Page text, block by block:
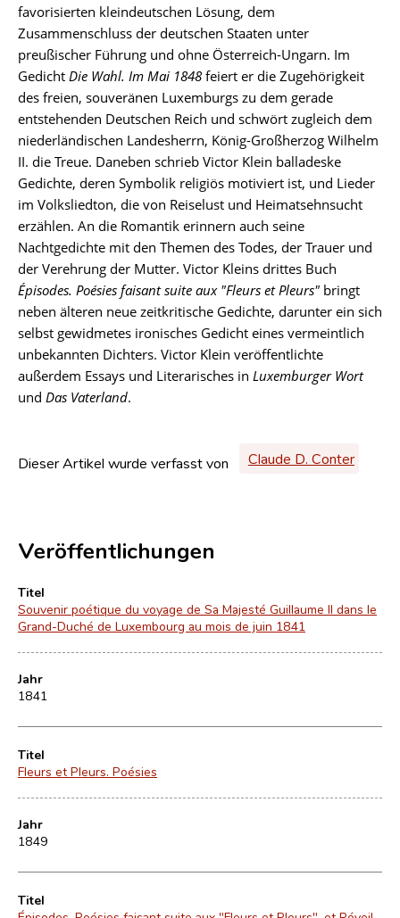
favorisierten kleindeutschen Lösung, dem
Zusammenschluss der deutschen Staaten unter
preußischer Führung und ohne Österreich-Ungarn. Im
Gedicht Die Wahl. Im Mai 1848 feiert er die Zugehörigkeit
des freien, souveränen Luxemburgs zu dem gerade
entstehenden Deutschen Reich und schwört zugleich dem
niederländischen Landesherrn, König-Großherzog Wilhelm
II. die Treue. Daneben schrieb Victor Klein balladeske
Gedichte, deren Symbolik religiös motiviert ist, und Lieder
im Volksliedton, die von Reiselust und Heimatsehnsucht
erzählen. An die Romantik erinnern auch seine
Nachtgedichte mit den Themen des Todes, der Trauer und
der Verehrung der Mutter. Victor Kleins drittes Buch
Épisodes. Poésies faisant suite aux "Fleurs et Pleurs" bringt
neben älteren neue zeitkritische Gedichte, darunter ein sich
selbst gewidmetes ironisches Gedicht eines vermeintlich
unbekannten Dichters. Victor Klein veröffentlichte
außerdem Essays und Literarisches in Luxemburger Wort
und Das Vaterland.
Dieser Artikel wurde verfasst von Claude D. Conter
Veröffentlichungen
Titel
Souvenir poétique du voyage de Sa Majesté Guillaume II dans le
Grand-Duché de Luxembourg au mois de juin 1841
Jahr
1841
Titel
Fleurs et Pleurs. Poésies
Jahr
1849
Titel